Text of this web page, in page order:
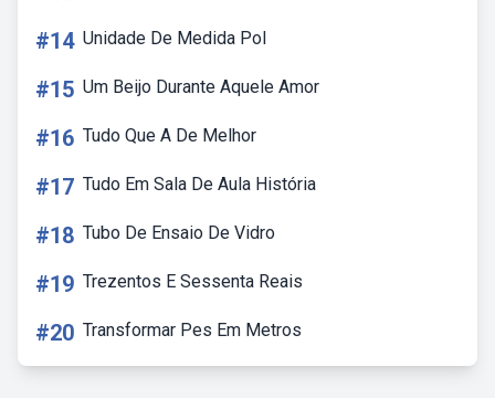
#14 Unidade De Medida Pol
#15 Um Beijo Durante Aquele Amor
#16 Tudo Que A De Melhor
#17 Tudo Em Sala De Aula História
#18 Tubo De Ensaio De Vidro
#19 Trezentos E Sessenta Reais
#20 Transformar Pes Em Metros